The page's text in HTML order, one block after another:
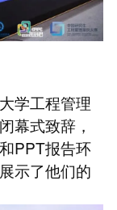
学工程管理
幕式致辞，
PPT报告环
示了他们的